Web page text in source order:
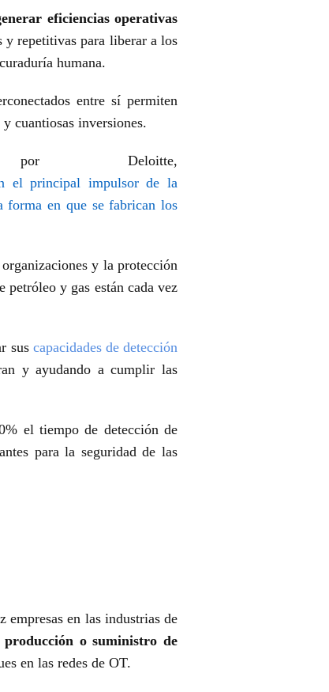
eficiencias operativas
y repetitivas para liberar a los
humana.
entre sí permiten
cuantiosas inversiones.
Deloitte,
el principal impulsor de la
forma en que se fabrican los
y la protección
petróleo y gas están cada vez
sus capacidades de detección
y ayudando a cumplir las
el tiempo de detección de
para la seguridad de las
empresas en las industrias de
o suministro de
en las redes de OT.